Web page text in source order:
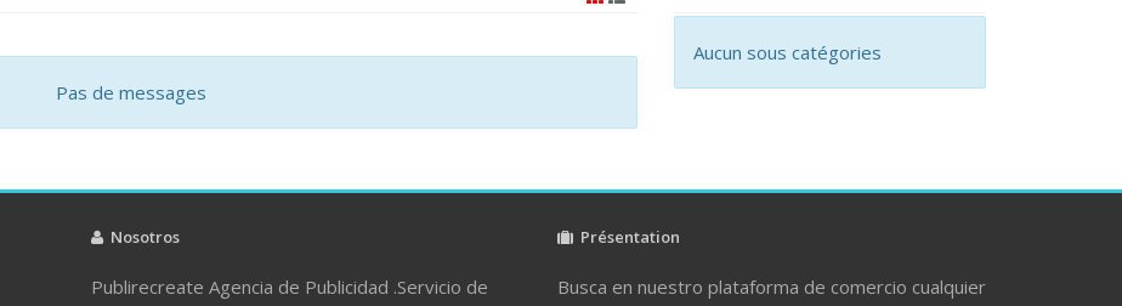
Pas de messages
Aucun sous catégories
Nosotros
Publirecreate Agencia de Publicidad .Servicio de
Présentation
Busca en nuestro plataforma de comercio cualquier